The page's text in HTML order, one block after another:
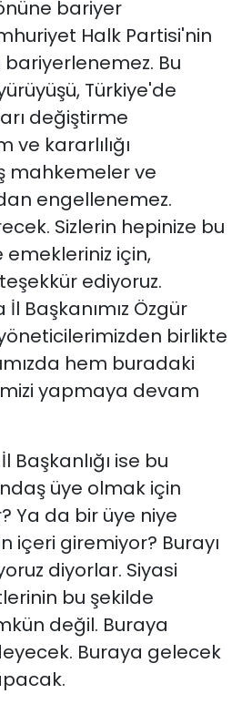
bariyer
Halk Partisi'nin
Bu
Türkiye'de
değiştirme
ve kararlılığı
mahkemeler ve
engellenemez.
Sizlerin hepinize bu
için,
ediyoruz.
Başkanımız Özgür
birlikte
hem buradaki
yapmaya devam
Başkanlığı ise bu
üye olmak için
Ya da bir üye niye
içeri giremiyor? Burayı
diyorlar. Siyasi
bu şekilde
değil. Buraya
Buraya gelecek